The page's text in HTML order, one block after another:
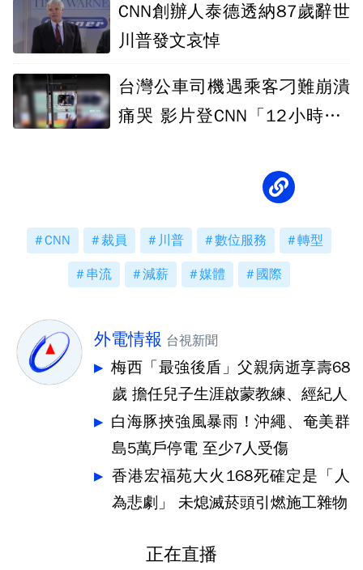
CNN創辦人泰德透納87歲辭世
川普發文哀悼
台灣公車司機遇乘客刁難崩潰
痛哭 影片登CNN「12小時2.2
CNN 裁員 川普 數位服務 轉型
串流 減薪 媒體 國際
外電情報 台視新聞
梅西「最強後盾」父親病逝享壽68
歲 擔任兒子生涯啟蒙教練、經紀人
白海豚挾強風暴雨！沖繩、奄美群
島5萬戶停電 至少7人受傷
香港宏福苑大火168死確定是「人
為悲劇」 未熄滅菸頭引燃施工雜物
正在直播